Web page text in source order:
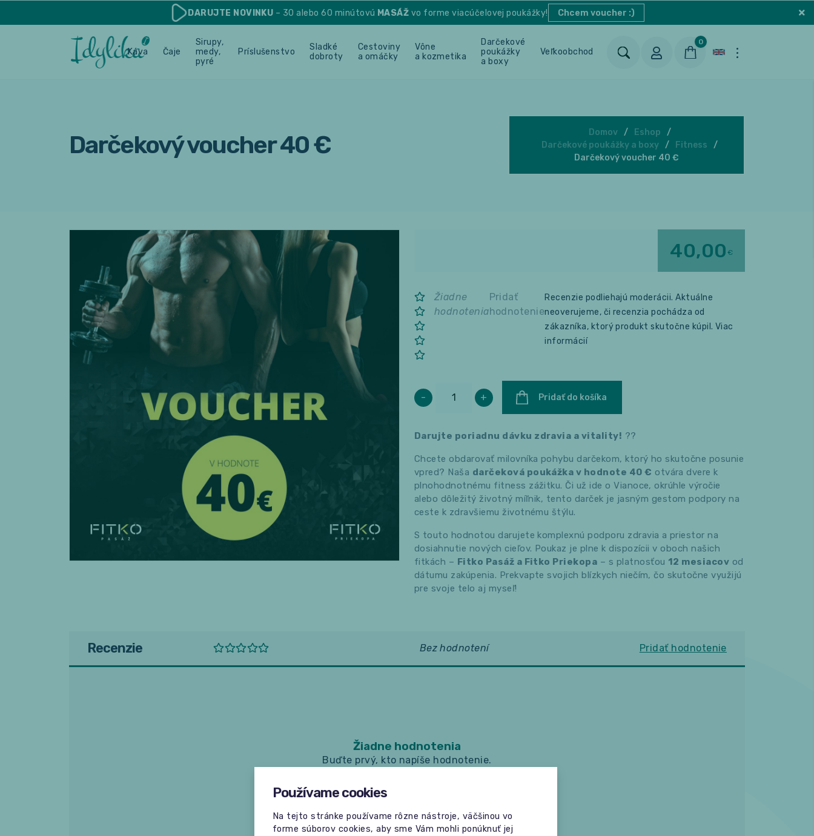
DARUJTE NOVINKU – 30 alebo 60 minútovú MASÁŽ vo forme viacúčelovej poukážky! Chcem voucher :)
Káva Čaje
Sirupy,
medy,
pyré
Príslušenstvo
Sladké
dobroty
Cestoviny
a omáčky
Vône
a kozmetika
Darčekové
poukážky
a boxy
Veľkoobchod Blog Kontakt
0
Darčekový voucher 40 € Domov
Eshop
Darčekové poukážky a boxy
Fitness
Darčekový voucher 40 €
40,00 €
Žiadne
hodnotenia
Pridať
hodnotenie
Recenzie podliehajú moderácii. Aktuálne
neoverujeme, či recenzia pochádza od
zákazníka, ktorý produkt skutočne kúpil. Viac
informácií
- + Pridať do košíka
Darujte poriadnu dávku zdravia a vitality! ??
Chcete obdarovať milovníka pohybu darčekom, ktorý ho skutočne posunie
vpred? Naša darčeková poukážka v hodnote 40 € otvára dvere k
plnohodnotnému fitness zážitku. Či už ide o Vianoce, okrúhle výročie
alebo dôležitý životný míľnik, tento darček je jasným gestom podpory na
ceste k zdravšiemu životnému štýlu.
S touto hodnotou darujete komplexnú podporu zdravia a priestor na
dosiahnutie nových cieľov. Poukaz je plne k dispozícii v oboch našich
fitkách – Fitko Pasáž a Fitko Priekopa – s platnosťou 12 mesiacov od
dátumu zakúpenia. Prekvapte svojich blízkych niečím, čo skutočne využijú
pre svoje telo aj myseľ!
Recenzie Bez hodnotení Pridať hodnotenie
Žiadne hodnotenia
Buďte prvý, kto napíše hodnotenie.
Používame cookies
Na tejto stránke používame rôzne nástroje, väčšinou vo
forme súborov cookies, aby sme Vám mohli ponúknuť jej